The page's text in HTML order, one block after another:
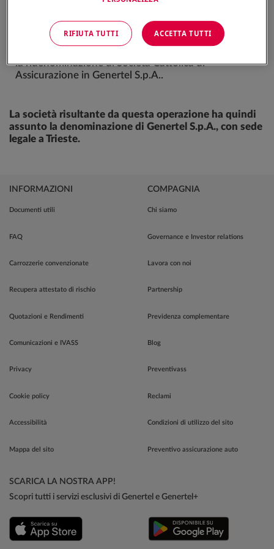
la fusione per incorporazione di Genertel S.p.A. in
la ridenominazione di Società Cattolica di
Assicurazione in Genertel S.p.A..
La società risultante da questa operazione ha quindi
assunto la denominazione di Genertel S.p.A., con sede
legale a Trieste.
INFORMAZIONI
Documenti utili
FAQ
Carrozzerie convenzionate
Recupera attestato di rischio
Quotazioni e Rendimenti
Comunicazioni e IVASS
Privacy
Cookie policy
Accessibilità
Mappa del sito
COMPAGNIA
Chi siamo
Governance e Investor relations
Lavora con noi
Partnership
Previdenza complementare
Blog
Preventivass
Reclami
Condizioni di utilizzo del sito
Preventivo assicurazione auto
SCARICA LA NOSTRA APP!
Scopri tutti i servizi esclusivi di Genertel e Genertel+
RIFIUTA TUTTI ACCETTA TUTTI